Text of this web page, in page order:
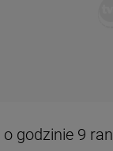
o godzinie 9